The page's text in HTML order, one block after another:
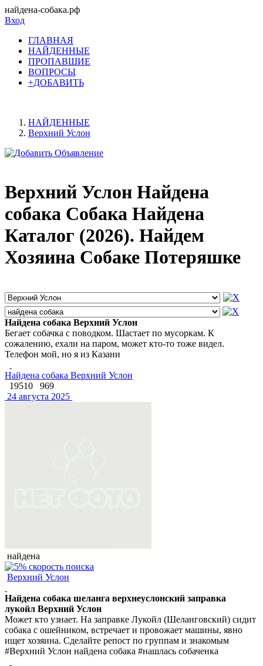
найдена-собака.рф
Вход
ГЛАВНАЯ
НАЙДЕННЫЕ
ПРОПАВШИЕ
ВОПРОСЫ
+ДОБАВИТЬ
НАЙДЕННЫЕ
Верхний Услон
Верхний Услон Найдена
собака Собака Найдена
Каталог (2026). Найдем
Хозяина Собаке Потеряшке
Найдена собака Верхний Услон
Бегает собачка с поводком. Шастает по мусоркам. К
сожалению, ехали на паром, может кто-то тоже видел.
Телефон мой, но я из Казани
Найдена собака Верхний Услон
19510
969
24 августа 2025
найдена
Верхний Услон
Найдена собака шеланга верхнеуслонский заправка
лукойл Верхний Услон
Может кто узнает. На заправке Лукойл (Шеланговский) сидит
собака с ошейником, встречает и провожает машины, явно
ищет хозяина. Сделайте репост по группам и знакомым
#Верхний Услон найдена собака #нашлась собаченка